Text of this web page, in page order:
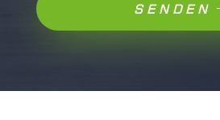
SENDEN